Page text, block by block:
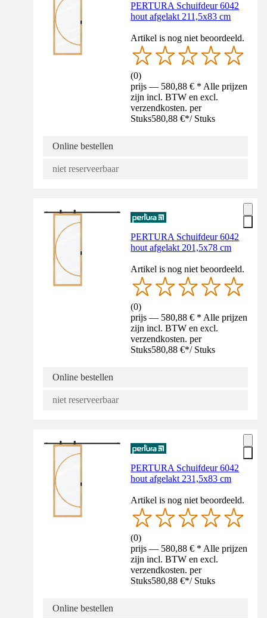
PERTURA Schuifdeur 6042
hout afgelakt 211,5x83 cm
Artikel is nog niet beoordeeld.
(0)
prijs — 580,88 € * Alle prijzen
zijn incl. BTW en excl.
verzendkosten. per
Stuks580,88 €*/ Stuks
Online bestellen
niet reserveerbaar
PERTURA Schuifdeur 6042
hout afgelakt 201,5x78 cm
Artikel is nog niet beoordeeld.
(0)
prijs — 580,88 € * Alle prijzen
zijn incl. BTW en excl.
verzendkosten. per
Stuks580,88 €*/ Stuks
Online bestellen
niet reserveerbaar
PERTURA Schuifdeur 6042
hout afgelakt 231,5x83 cm
Artikel is nog niet beoordeeld.
(0)
prijs — 580,88 € * Alle prijzen
zijn incl. BTW en excl.
verzendkosten. per
Stuks580,88 €*/ Stuks
Online bestellen